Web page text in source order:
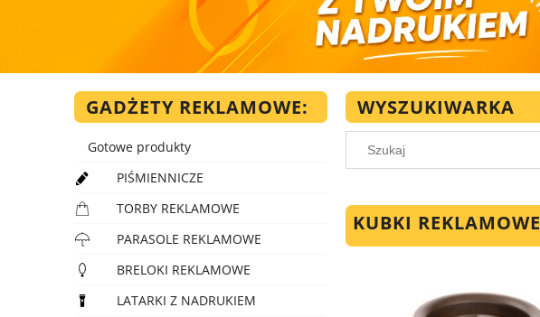
GADŻETY REKLAMOWE:
Gotowe produkty
PIŚMIENNICZE
TORBY REKLAMOWE
PARASOLE REKLAMOWE
BRELOKI REKLAMOWE
LATARKI Z NADRUKIEM
WYSZUKIWARKA
KUBKI REKLAMOWE